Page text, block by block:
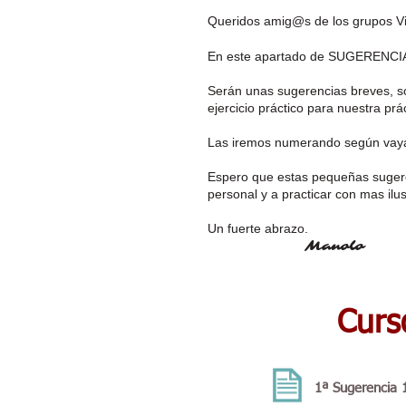
Queridos amig@s de los grupos
En este apartado de
Serán unas sugerencias breves,
ejercicio práctico para nuestra
Las iremos numerando según
Espero que estas pequeñas
personal y a practicar con mas
Un fuerte abrazo.
Manolo
1ª Sugerencia